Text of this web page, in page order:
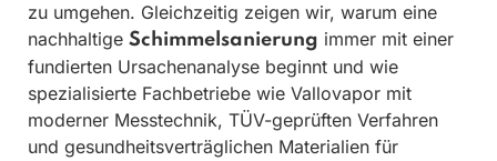
zu umgehen. Gleichzeitig zeigen wir, warum eine
nachhaltige Schimmelsanierung immer mit einer
fundierten Ursachenanalyse beginnt und wie
spezialisierte Fachbetriebe wie Vallovapor mit
moderner Messtechnik, TÜV-geprüften Verfahren
und gesundheitsverträglichen Materialien für